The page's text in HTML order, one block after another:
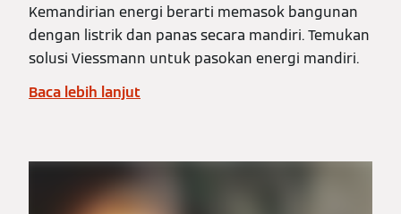
Kemandirian energi berarti memasok bangunan
dengan listrik dan panas secara mandiri. Temukan
solusi Viessmann untuk pasokan energi mandiri.
Baca lebih lanjut